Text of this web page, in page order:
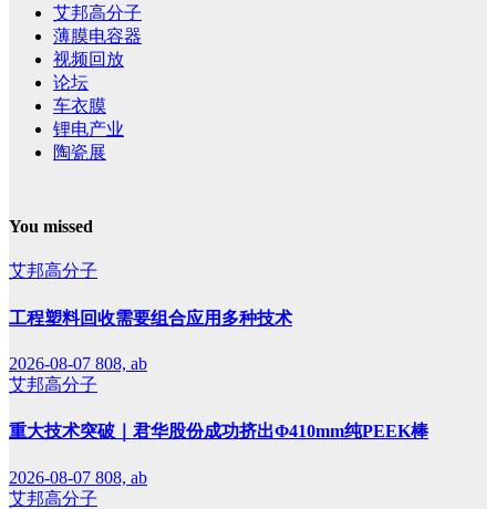
艾邦高分子
薄膜电容器
视频回放
论坛
车衣膜
锂电产业
陶瓷展
You missed
艾邦高分子
工程塑料回收需要组合应用多种技术
2026-08-07 808, ab
艾邦高分子
重大技术突破｜君华股份成功挤出Φ410mm纯PEEK棒
2026-08-07 808, ab
艾邦高分子